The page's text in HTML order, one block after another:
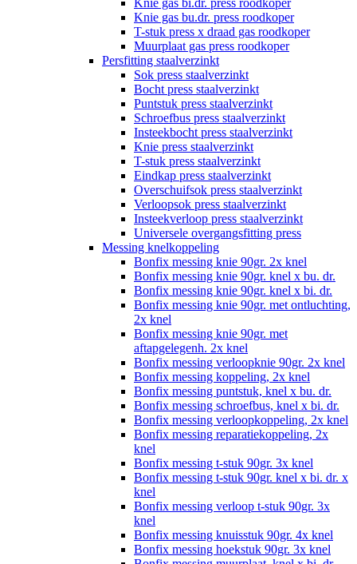
Knie gas bi.dr. press roodkoper
Knie gas bu.dr. press roodkoper
T-stuk press x draad gas roodkoper
Muurplaat gas press roodkoper
Persfitting staalverzinkt
Sok press staalverzinkt
Bocht press staalverzinkt
Puntstuk press staalverzinkt
Schroefbus press staalverzinkt
Insteekbocht press staalverzinkt
Knie press staalverzinkt
T-stuk press staalverzinkt
Eindkap press staalverzinkt
Overschuifsok press staalverzinkt
Verloopsok press staalverzinkt
Insteekverloop press staalverzinkt
Universele overgangsfitting press
Messing knelkoppeling
Bonfix messing knie 90gr. 2x knel
Bonfix messing knie 90gr. knel x bu. dr.
Bonfix messing knie 90gr. knel x bi. dr.
Bonfix messing knie 90gr. met ontluchting,
2x knel
Bonfix messing knie 90gr. met
aftapgelegenh. 2x knel
Bonfix messing verloopknie 90gr. 2x knel
Bonfix messing koppeling, 2x knel
Bonfix messing puntstuk, knel x bu. dr.
Bonfix messing schroefbus, knel x bi. dr.
Bonfix messing verloopkoppeling, 2x knel
Bonfix messing reparatiekoppeling, 2x
knel
Bonfix messing t-stuk 90gr. 3x knel
Bonfix messing t-stuk 90gr. knel x bi. dr. x
knel
Bonfix messing verloop t-stuk 90gr. 3x
knel
Bonfix messing knuisstuk 90gr. 4x knel
Bonfix messing hoekstuk 90gr. 3x knel